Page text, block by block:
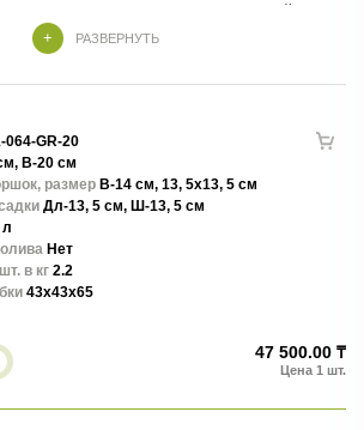
и особенности современного дизайна
неотличимая от натурального камня.
РАЗВЕРНУТЬ
064-GR-20
В-20 см
размер В-14 см, 13, 5х13, 5 см
Дл-13, 5 см, Ш-13, 5 см
л
Нет
в кг 2.2
43x43x65
47 500.00 ₸